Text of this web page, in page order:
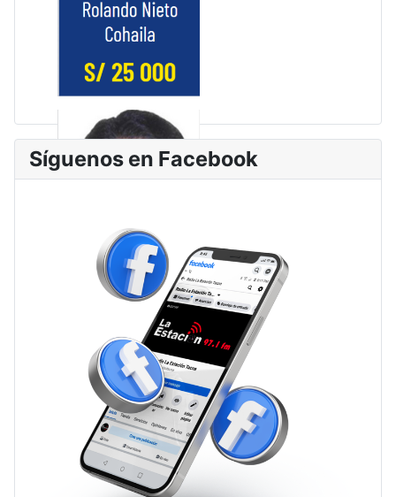
Síguenos en Facebook